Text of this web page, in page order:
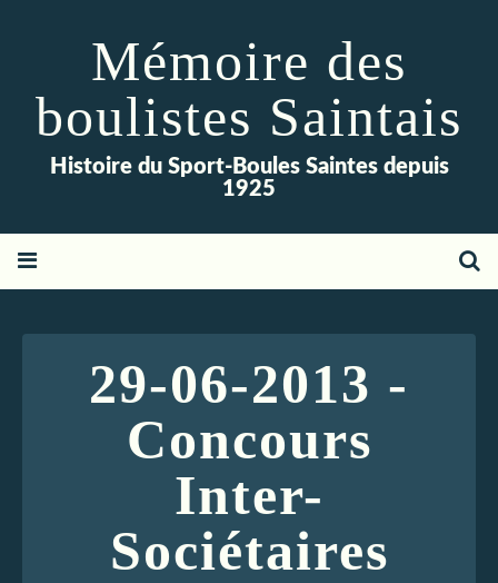
Mémoire des
boulistes Saintais
Histoire du Sport-Boules Saintes depuis
1925
29-06-2013 -
Concours
Inter-
Sociétaires